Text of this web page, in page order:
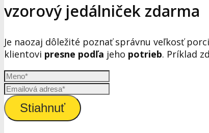
vzorový jedálniček zdarma
Je naozaj dôležité poznať správnu veľkosť
klientovi presne podľa jeho potrieb. Príklad
Stiahnuť